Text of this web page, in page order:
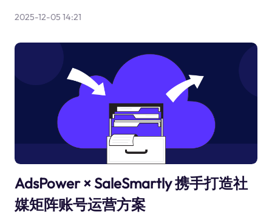
2025-12-05 14:21
AdsPower × SaleSmartly 携手打造社
媒矩阵账号运营方案